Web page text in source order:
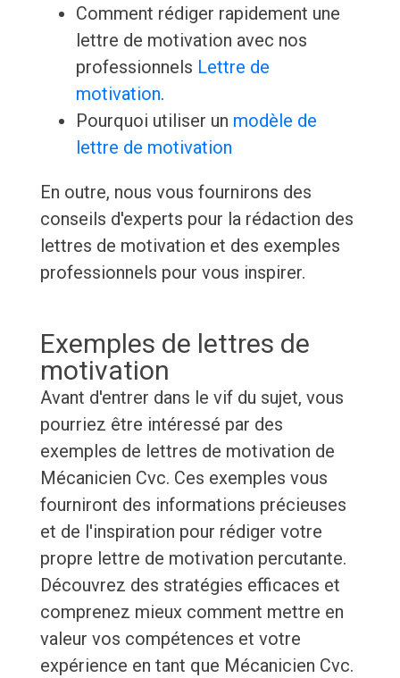
Comment rédiger rapidement une
lettre de motivation avec nos
professionnels Lettre de
motivation.
Pourquoi utiliser un modèle de
lettre de motivation
En outre, nous vous fournirons des
conseils d'experts pour la rédaction des
lettres de motivation et des exemples
professionnels pour vous inspirer.
Exemples de lettres de
motivation
Avant d'entrer dans le vif du sujet, vous
pourriez être intéressé par des
exemples de lettres de motivation de
Mécanicien Cvc. Ces exemples vous
fourniront des informations précieuses
et de l'inspiration pour rédiger votre
propre lettre de motivation percutante.
Découvrez des stratégies efficaces et
comprenez mieux comment mettre en
valeur vos compétences et votre
expérience en tant que Mécanicien Cvc.